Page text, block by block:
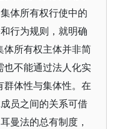
体所有权行使中的
行为规则，就明确
体所有权主体并非简
也不能通过法人化实
群体性与集体性。在
员之间的关系可借
曼法的总有制度，